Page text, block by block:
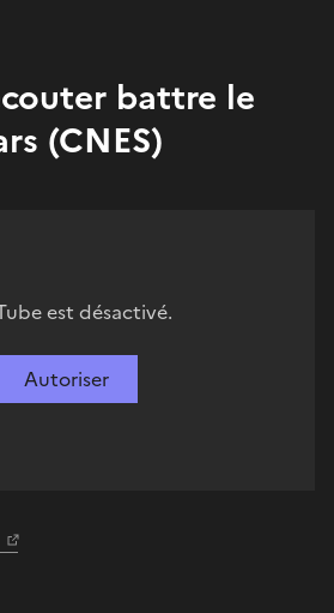
battre le
(CNES)
est désactivé.
Autoriser